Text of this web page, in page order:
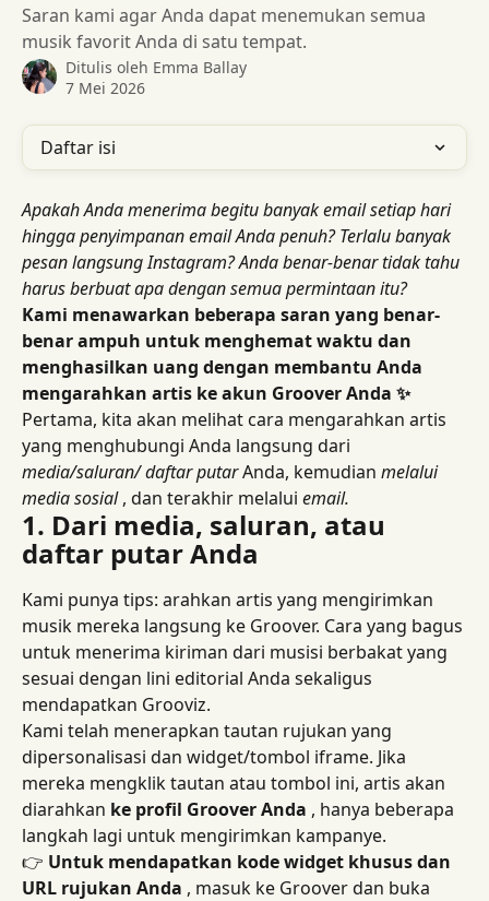
Saran kami agar Anda dapat menemukan semua
musik favorit Anda di satu tempat.
Ditulis oleh Emma Ballay
7 Mei 2026
Daftar isi
Apakah Anda menerima begitu banyak email setiap hari
hingga penyimpanan email Anda penuh? Terlalu banyak
pesan langsung Instagram? Anda benar-benar tidak tahu
harus berbuat apa dengan semua permintaan itu?
Kami menawarkan beberapa saran yang benar-
benar ampuh untuk menghemat waktu dan
menghasilkan uang dengan membantu Anda
mengarahkan artis ke akun Groover Anda ✨
Pertama, kita akan melihat cara mengarahkan artis
yang menghubungi Anda langsung dari
media/saluran/ daftar putar Anda, kemudian melalui
media sosial , dan terakhir melalui email.
1. Dari media, saluran, atau
daftar putar Anda
Kami punya tips: arahkan artis yang mengirimkan
musik mereka langsung ke Groover. Cara yang bagus
untuk menerima kiriman dari musisi berbakat yang
sesuai dengan lini editorial Anda sekaligus
mendapatkan Grooviz.
Kami telah menerapkan tautan rujukan yang
dipersonalisasi dan widget/tombol iframe. Jika
mereka mengklik tautan atau tombol ini, artis akan
diarahkan ke profil Groover Anda , hanya beberapa
langkah lagi untuk mengirimkan kampanye.
👉 Untuk mendapatkan kode widget khusus dan
URL rujukan Anda , masuk ke Groover dan buka